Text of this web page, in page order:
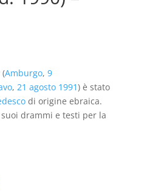
(Amburgo, 9
, 21 agosto 1991) è stato
di origine ebraica.
drammi e testi per la